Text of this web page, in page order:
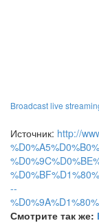
Broadcast live
Источник: http://
--
Смотрите так же: